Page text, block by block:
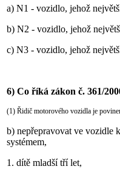
a) N1 - vozidlo, jehož
b) N2 - vozidlo, jehož
c) N3 - vozidlo, jehož
6) Co říká zákon č. 361/
(1) Řidič motorového vozidla je
b) nepřepravovat ve vozidle
systémem,
1. dítě mladší tří let,